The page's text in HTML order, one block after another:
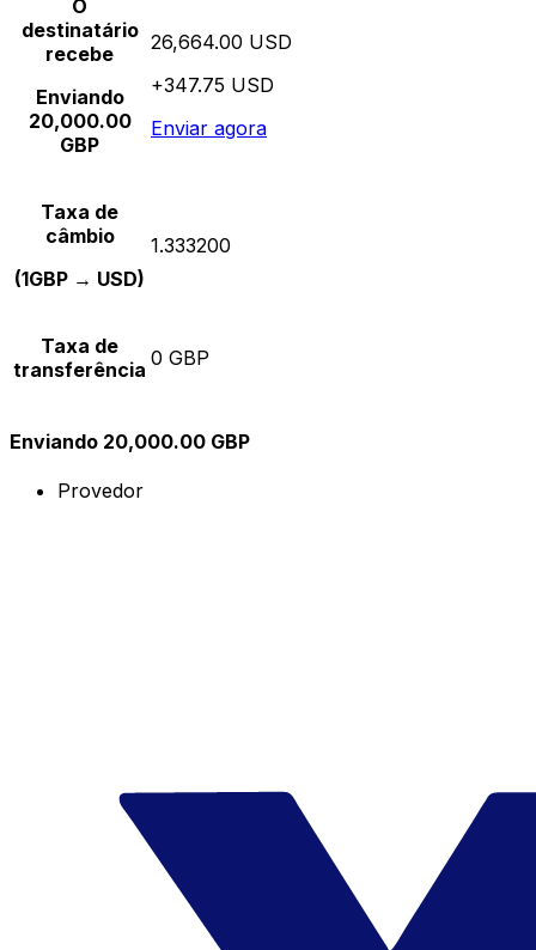
O
destinatário
recebe
Enviando
20,000.00
GBP
26,664.00 USD
+347.75 USD
Enviar agora
Taxa de
câmbio
(1GBP → USD)
1.333200
Taxa de
transferência 0 GBP
Enviando 20,000.00 GBP
Provedor